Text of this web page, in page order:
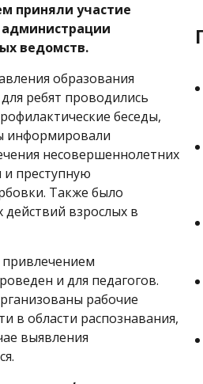
приняли участие
ведомств.
образования
ребят проводились
беседы,
информировали
несовершеннолетних
преступную
Также было
взрослых в
и для педагогов.
рабочие
в области распознавания,
выявления